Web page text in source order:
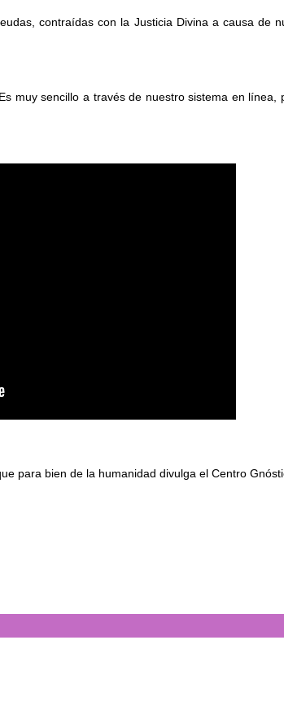
contraídas con la Justicia Divina a causa de
muy sencillo a través de nuestro sistema en
para bien de la humanidad divulga el Centro